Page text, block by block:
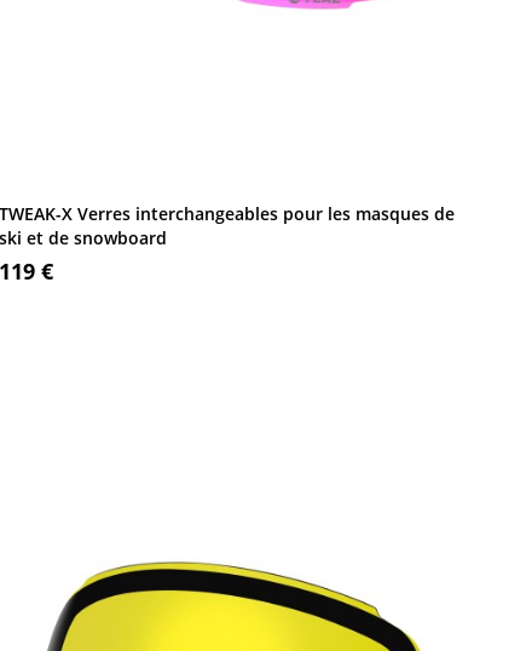
TWEAK-X Verres interchangeables pour les masques de
ski et de snowboard
119 €